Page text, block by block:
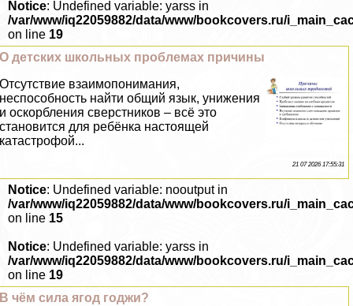
Notice: Undefined variable: yarss in
/var/www/iq22059882/data/www/bookcovers.ru/
on line 19
О детских школьных проблемах причины
Отсутствие взаимопонимания,
неспособность найти общий язык, унижения
и оскорбления сверстников – всё это
становится для ребёнка настоящей
катастрофой...
21 07 2026 17:55:31
Notice: Undefined variable: nooutput in
/var/www/iq22059882/data/www/bookcovers.ru/
on line 15
Notice: Undefined variable: yarss in
/var/www/iq22059882/data/www/bookcovers.ru/
on line 19
В чём сила ягод годжи?